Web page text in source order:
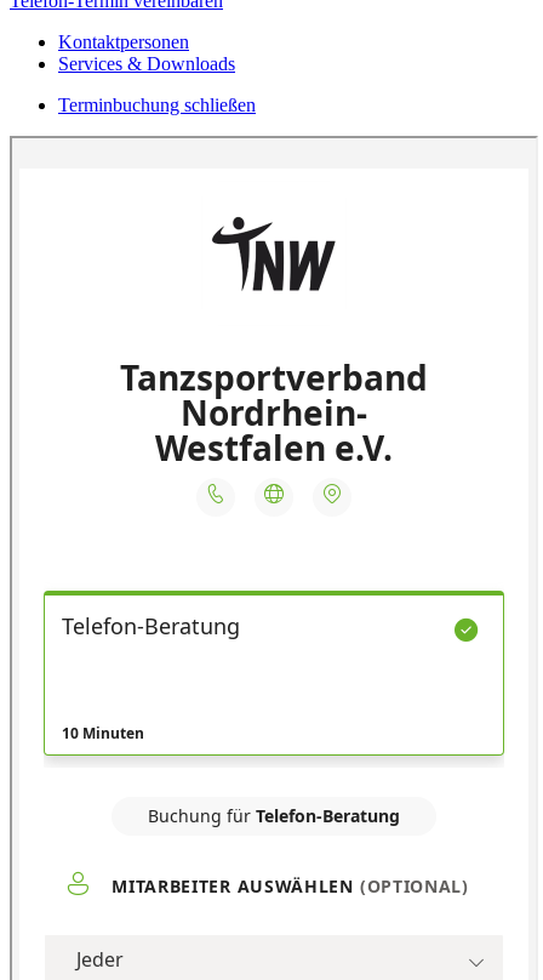
Kontaktpersonen
Services & Downloads
Terminbuchung schließen